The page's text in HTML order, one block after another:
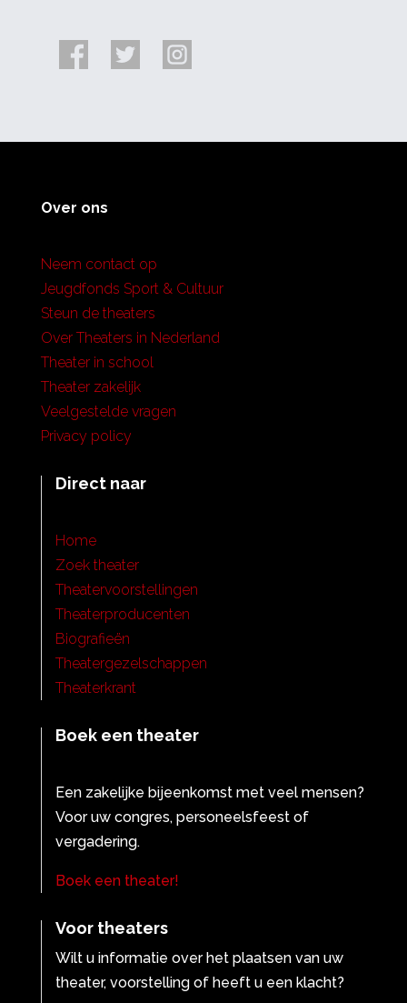
Over ons
Neem contact op
Jeugdfonds Sport & Cultuur
Steun de theaters
Over Theaters in Nederland
Theater in school
Theater zakelijk
Veelgestelde vragen
Privacy policy
Direct naar
Home
Zoek theater
Theatervoorstellingen
Theaterproducenten
Biografieën
Theatergezelschappen
Theaterkrant
Boek een theater
Een zakelijke bijeenkomst met veel mensen?
Voor uw congres, personeelsfeest of
vergadering.
Boek een theater!
Voor theaters
Wilt u informatie over het plaatsen van uw
theater, voorstelling of heeft u een klacht?